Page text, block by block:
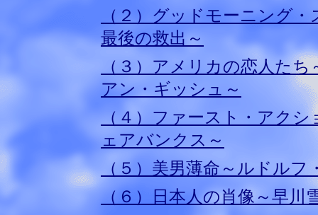
（２）グッドモーニング
最後の救出～
（３）アメリカの恋人た
アン・ギッシュ～
（４）ファースト・アク
ェアバンクス～
（５）美男薄命～ルドル
（６）日本人の肖像～早